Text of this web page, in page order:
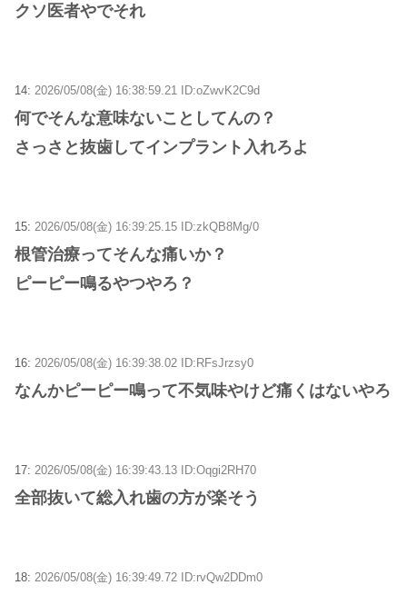
クソ医者やでそれ
14: 2026/05/08(金) 16:38:59.21 ID:oZwvK2C9d
何でそんな意味ないことしてんの？
さっさと抜歯してインプラント入れろよ
15: 2026/05/08(金) 16:39:25.15 ID:zkQB8Mg/0
根管治療ってそんな痛いか？
ピーピー鳴るやつやろ？
16: 2026/05/08(金) 16:39:38.02 ID:RFsJrzsy0
なんかピーピー鳴って不気味やけど痛くはないやろ
17: 2026/05/08(金) 16:39:43.13 ID:Oqgi2RH70
全部抜いて総入れ歯の方が楽そう
18: 2026/05/08(金) 16:39:49.72 ID:rvQw2DDm0